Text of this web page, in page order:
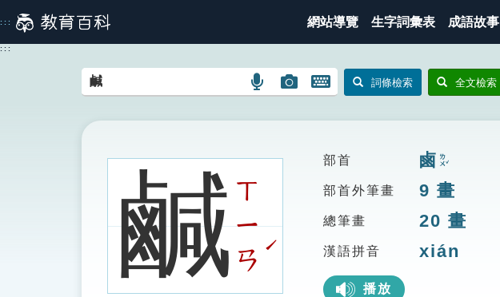
到
主
::: 網站導覽 生字詞彙表 成語故事
:::
語
搜
圖
圖
搜
開
鍵
圖
詞條檢索 全文檢索
鹹ㄒ
ㄧ
ㄢ
ˊ
部首 鹵 ㄌㄨˇ
部首外筆畫 9 畫
總筆畫 20 畫
漢語拼音 xián
播放